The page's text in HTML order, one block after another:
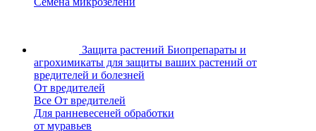
Защита растений Биопрепараты и
агрохимикаты для защиты ваших растений от
вредителей и болезней
От вредителей
Все От вредителей
Для ранневесеней обработки
от муравьев